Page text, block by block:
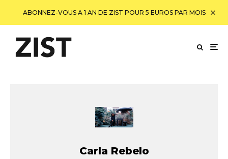
ABONNEZ-VOUS A 1 AN DE ZIST POUR 5 EUROS PAR MOIS
Carla Rebelo